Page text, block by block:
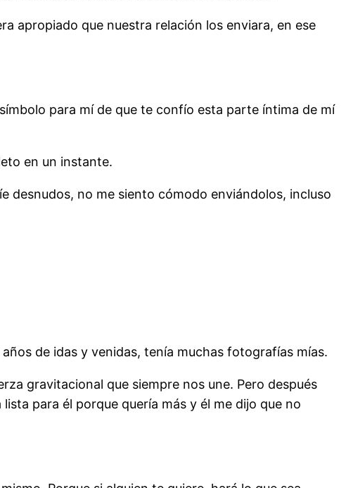
apropiado que nuestra relación los enviara, en ese
para mí de que te confío esta parte íntima de mí
en un instante.
desnudos, no me siento cómodo enviándolos, incluso
de idas y venidas, tenía muchas fotografías mías.
gravitacional que siempre nos une. Pero después
para él porque quería más y él me dijo que no